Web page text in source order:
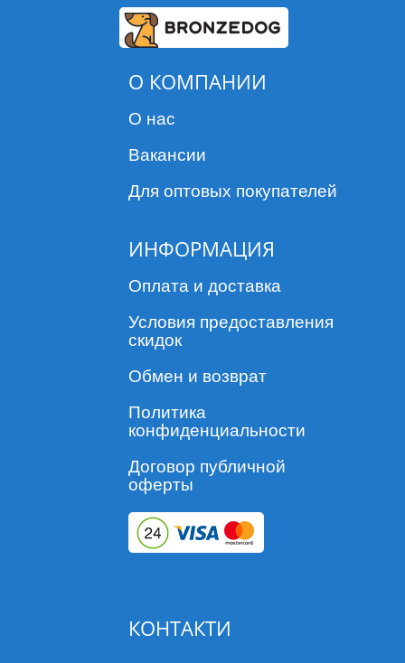
О КОМПАНИИ
О нас
Вакансии
Для оптовых покупателей
ИНФОРМАЦИЯ
Оплата и доставка
Условия предоставления
скидок
Обмен и возврат
Политика
конфиденциальности
Договор публичной
оферты
КОНТАКТИ